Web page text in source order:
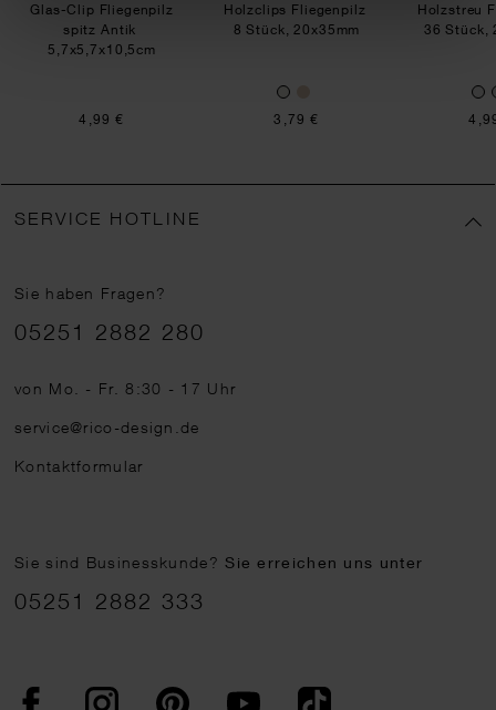
Glas-Clip Fliegenpilz
spitz Antik
5,7x5,7x10,5cm
4,99 €
Holzclips Fliegenpilz
8 Stück, 20x35mm
3,79 €
Holzstreu
36 Stück,
SERVICE HOTLINE
Sie haben Fragen?
Telefonnummer
05251 2882 280
von Mo. - Fr. 8:30 - 17 Uhr
service@rico-design.de
Kontaktformular
Sie sind Businesskunde?Sie erreichen uns unter
05251 2882 333
FacebookInstagram PinterestYouTubeTikTok